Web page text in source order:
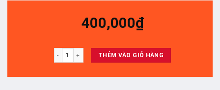
400,000₫
MEKA 50NU - TẤM số lượng
THÊM VÀO GIỎ HÀNG